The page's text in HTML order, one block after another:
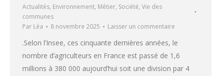
Actualités, Environnement, Métier, Société, Vie des
communes
Par Léa 8 novembre 2025 Laisser un commentaire
.Selon l’Insee, ces cinquante dernières années, le
nombre d’agriculteurs en France est passé de 1,6
millions à 380 000 aujourd’hui soit une division par 4